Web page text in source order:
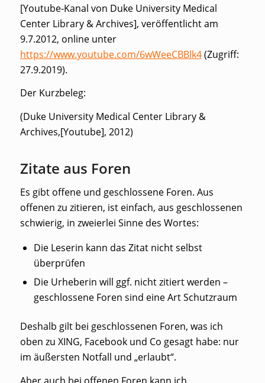
[Youtube-Kanal von Duke University Medical
Center Library & Archives], veröffentlicht am
9.7.2012, online unter
https://www.youtube.com/6wWeeCBBlk4(Zugriff:
27.9.2019).
Der Kurzbeleg:
(Duke University Medical Center Library &
Archives,[Youtube], 2012)
Zitate aus Foren
Es gibt offene und geschlossene Foren. Aus
offenen zu zitieren, ist einfach, aus geschlossenen
schwierig, in zweierlei Sinne des Wortes:
Die Leserin kann das Zitat nicht selbst
überprüfen
Die Urheberin will ggf. nicht zitiert werden –
geschlossene Foren sind eine Art Schutzraum
Deshalb gilt bei geschlossenen Foren, was ich
oben zu XING, Facebook und Co gesagt habe: nur
im äußersten Notfall und „erlaubt“.